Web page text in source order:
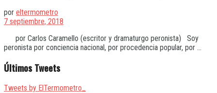
por eltermometro
7 septiembre, 2018
por Carlos Caramello (escritor y dramaturgo peronista) Soy
peronista por conciencia nacional, por procedencia popular, por ...
Últimos Tweets
Tweets by ElTermometro_